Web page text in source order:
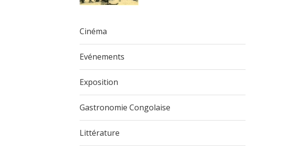
Cinéma
Evénements
Exposition
Gastronomie Congolaise
Littérature